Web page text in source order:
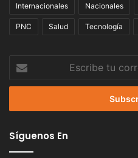
Internacionales Nacionales
PNC Salud Tecnología
tu
correo
Síguenos En